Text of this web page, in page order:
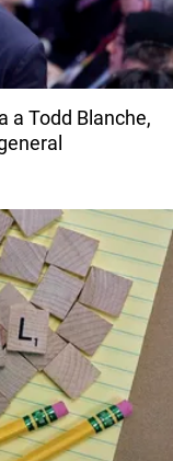
a Todd Blanche,